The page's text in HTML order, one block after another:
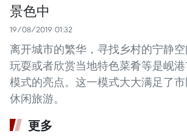
景色中
19/08/2019 01:32
离开城市的繁华，寻找乡村的宁静
玩耍或者欣赏当地特色菜肴等是岘
模式的亮点。这一模式大大满足了
休闲旅游。
更多